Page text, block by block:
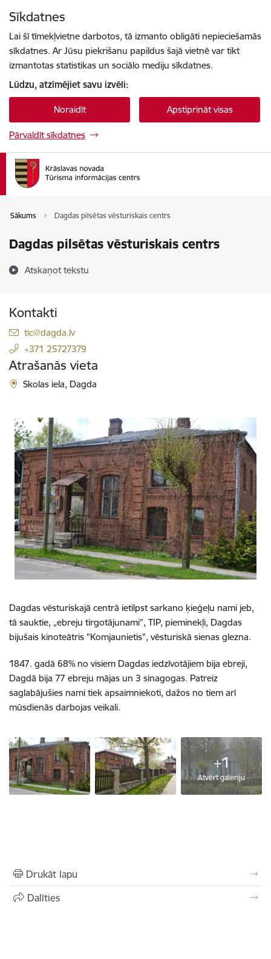
Sīkdatnes
Lai šī tīmekļvietne darbotos, tā izmanto obligāti nepieciešamās
sīkdatnes. Ar Jūsu piekrišanu papildus šajā vietnē var tikt
izmantotas statistikas un sociālo mediju sīkdatnes.
Lūdzu, atzīmējiet savu izvēli:
Noraidīt Apstiprināt visas
Pārvaldīt sīkdatnes
Sākums Dagdas pilsētas vēsturiskais centrs
Dagdas pilsētas vēsturiskais centrs
Atskaņot tekstu
Kontakti
E-pasts:
tic@dagda.lv
+371 25727379
Atrašanās vieta
Skolas iela, Dagda
Dagdas vēsturiskajā centrā ietilpst sarkano ķieģeļu nami jeb,
tā sauktie, „ebreju tirgotājunami”, TIP, pieminekļi, Dagdas
bijušais kinoteātris "Komjaunietis", vēsturiskā sienas glezna.
1847. gadā 68% no visiem Dagdas iedzīvotājiem bija ebreji,
Dagdā bija 77 ebreju mājas un 3 sinagogas. Patreiz
saglabājušies nami tiek apsaimniekoti, dažos no tiem arī
mūsdienās darbojas veikali.
+1
Atvērt galeriju
Drukāt lapu
Dalīties